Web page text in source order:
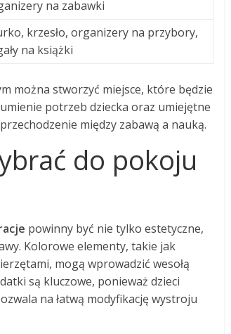
na zabawki
krzesło, organizery na przybory,
na książki
można stworzyć miejsce, które będzie
potrzeb dziecka oraz umiejętne
między zabawą a nauką.
do pokoju
powinny być nie tylko estetyczne,
Kolorowe elementy, takie jak
mogą wprowadzić wesołą
są kluczowe, ponieważ dzieci
na łatwą modyfikację wystroju